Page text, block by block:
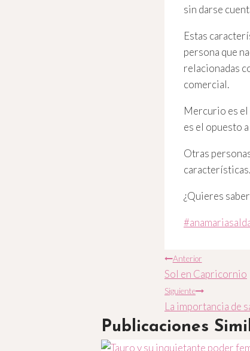
sin darse
Estas
persona que
relacionadas
comercial.
Mercurio es el
es el opuesto
Otras
características.
¿Quieres
Etiquetas
la
entrada:
#
de
entradas
Anterior
Sol en Capricornio
Siguiente
La importancia de
Publicaciones